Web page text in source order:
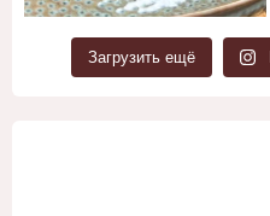
Загрузить ещё